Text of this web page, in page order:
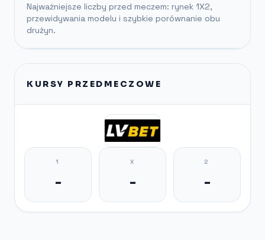
Najważniejsze liczby przed meczem: rynek 1X2,
przewidywania modelu i szybkie porównanie obu
drużyn.
KURSY PRZEDMECZOWE
1
-
X
-
2
-